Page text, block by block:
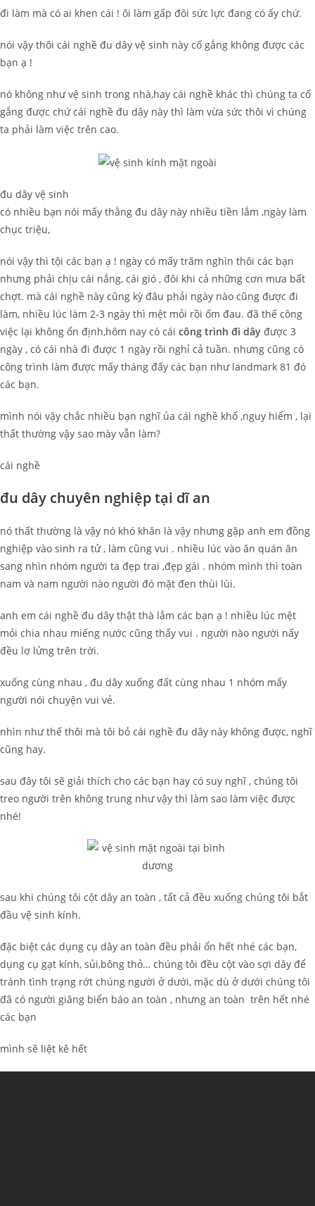
đi làm mà có ai khen cái ! ôi làm gấp đôi sức lực đang có ấy chứ.
nói vậy thôi cái nghề đu dây vệ sinh này cố gắng không được các
bạn ạ !
nó không như vệ sinh trong nhà,hay cái nghề khác thì chúng ta cố
gắng được chứ cái nghề đu dây này thì làm vừa sức thôi vì chúng
ta phải làm việc trên cao.
đu dây vệ sinh
có nhiều bạn nói mấy thằng đu dây này nhiều tiền lắm ,ngày làm
chục triệu,
nói vậy thì tội các bạn ạ ! ngày có mấy trăm nghìn thôi các bạn
nhưng phải chịu cái nắng, cái gió , đôi khi cả những cơn mưa bất
chợt. mà cái nghề này cũng kỳ đâu phải ngày nào cũng được đi
làm, nhiều lúc làm 2-3 ngày thì mệt mỏi rồi ốm đau. đã thế công
việc lại không ổn định,hôm nay có cái công trình đi dây được 3
ngày , có cái nhà đi được 1 ngày rồi nghỉ cả tuần. nhưng cũng có
công trình làm được mấy tháng đấy các bạn như landmark 81 đó
các bạn.
mình nói vậy chắc nhiều bạn nghĩ ủa cái nghề khổ ,nguy hiểm , lại
thất thường vậy sao mày vẫn làm?
cái nghề
đu dây chuyên nghiệp tại dĩ an
nó thất thường là vậy nó khó khăn là vậy nhưng gặp anh em đồng
nghiệp vào sinh ra tử , làm cũng vui . nhiều lúc vào ăn quán ăn
sang nhìn nhóm người ta đẹp trai ,đẹp gái . nhóm mình thì toàn
nam và nam người nào người đó mặt đen thùi lùi.
anh em cái nghề đu dây thật thà lắm các bạn ạ ! nhiều lúc mệt
mỏi chia nhau miếng nước cũng thấy vui . người nào người nấy
đều lơ lửng trên trời.
xuống cùng nhau , đu dây xuống đất cùng nhau 1 nhóm mấy
người nói chuyện vui vẻ.
nhìn như thế thôi mà tôi bỏ cái nghề đu dây này không được, nghĩ
cũng hay.
sau đây tôi sẽ giải thích cho các bạn hay có suy nghĩ , chúng tôi
treo người trên không trung như vậy thì làm sao làm việc được
nhé!
sau khi chúng tôi cột dây an toàn , tất cả đều xuống chúng tôi bắt
đầu vệ sinh kính.
đặc biệt các dụng cụ dây an toàn đều phải ổn hết nhé các bạn,
dụng cụ gạt kính, sủi,bông thỏ… chúng tôi đều cột vào sợi dây để
tránh tình trạng rớt chúng người ở dưới, mặc dù ở dưới chúng tôi
đã có người giăng biển báo an toàn , nhưng an toàn trên hết nhé
các bạn
mình sẽ liệt kê hết